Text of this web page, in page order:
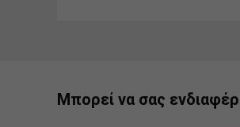
Μπορεί να σας